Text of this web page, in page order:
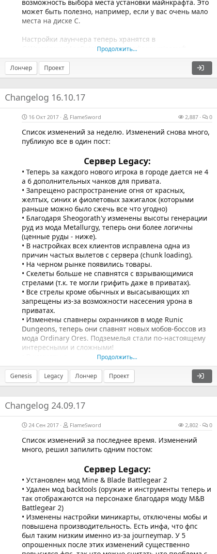
возможность выбора места установки майнкрафта. Это
может быть полезно, например, если у вас очень мало
места на диске C.
Настройки лаунчера теперь хранятся в
C:\Users\name\AppData\Roaming\.ordinary-minecraft
Продолжить...
Лончер Проект
Changelog 16.10.17
16 Окт 2017 FlameSword 2,887 0
Список изменений за неделю. Изменений снова много,
публикую все в один пост:
Сервер Legacy:
• Теперь за каждого нового игрока в городе дается не 4
а 6 дополнительных чанков для привата.
• Запрещено распространение огня от красных,
желтых, синих и фиолетовых зажигалок (которыми
раньше можно было сжечь все что угодно)
• Благодаря Sheogorath'у изменены высоты генерации
руд из мода Metallurgy, теперь они более логичны
(ценные руды - ниже).
• В настройках всех клиентов исправлена одна из
причин частых вылетов с сервера (chunk loading).
• На черном рынке появились товары.
• Скелеты больше не спавнятся с взрывающимися
стрелами (т.к. те могли грифить даже в приватах).
• Все стрелы кроме обычных и высасывающих хп
запрещены из-за возможности насесения урона в
приватах.
• Изменены спавнеры охранников в моде Runic
Dungeons, теперь они спавнят новых мобов-боссов из
мода Ordinary Ores. Подземелья стали по-настоящему
интересными и сложными!
Продолжить...
Genesis Legacy Лончер Проект
Changelog 24.09.17
24 Сен 2017 FlameSword 2,802 0
Список изменений за последнее время. Изменений
много, решил запилить одним постом:
Сервер Legacy:
• Установлен мод Mine & Blade Battlegear 2
• Удален мод backtools (оружие и инструменты теперь и
так отображаются на персонаже благодаря моду M&B
Battlegear 2)
• Изменены настройки миникарты, отключены мобы и
повышена производительность. Есть инфа, что фпс
был таким низким именно из-за journeymap. У 5
опрошенных после этих изменений существенно